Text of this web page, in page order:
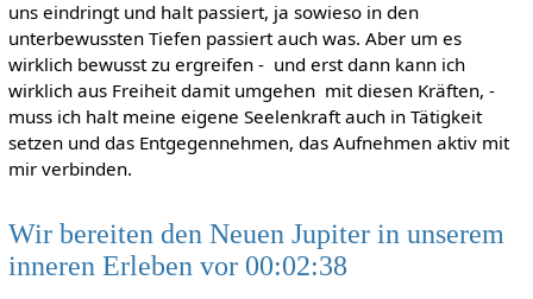
uns eindringt und halt passiert, ja sowieso in den
unterbewussten Tiefen passiert auch was. Aber um es
wirklich bewusst zu ergreifen - und erst dann kann ich
wirklich aus Freiheit damit umgehen mit diesen Kräften, -
muss ich halt meine eigene Seelenkraft auch in Tätigkeit
setzen und das Entgegennehmen, das Aufnehmen aktiv mit
mir verbinden.
Wir bereiten den Neuen Jupiter in unserem
inneren Erleben vor 00:02:38